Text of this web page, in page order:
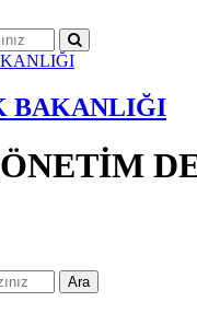
BAKANLIĞI
Ara